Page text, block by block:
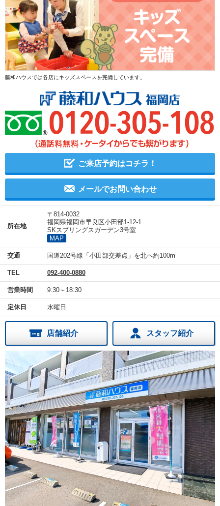
藤和ハウスでは各店にキッズスペースを完備しています。
ご来店予約はコチラ！
メールでお問い合わせ
所在地
〒814-0032
福岡県福岡市早良区小田部1-12-1
SKスプリングスガーデン3号室
MAP
交通 国道202号線「小田部交差点」を北へ約100m
TEL 092-400-0880
営業時間 9:30～18:30
定休日 水曜日
店舗紹介 スタッフ紹介